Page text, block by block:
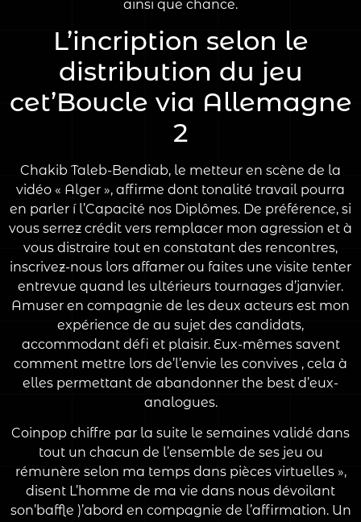
ainsi que chance.
L’incription selon le
distribution du jeu
cet’Boucle via Allemagne
2
Chakib Taleb-Bendiab, le metteur en scène de la
vidéo « Alger », affirme dont tonalité travail pourra
en parler í l’Capacité nos Diplômes. De préférence, si
vous serrez crédit vers remplacer mon agression et à
vous distraire tout en constatant des rencontres,
inscrivez-nous lors affamer ou faites une visite tenter
entrevue quand les ultérieurs tournages d’janvier.
Amuser en compagnie de les deux acteurs est mon
expérience de au sujet des candidats,
accommodant défi et plaisir. Eux-mêmes savent
comment mettre lors de’l’envie les convives , cela à
elles permettant de abandonner the best d’eux-
analogues.
Coinpop chiffre par la suite le semaines validé dans
tout un chacun de l’ensemble de ses jeu ou
rémunère selon ma temps dans pièces virtuelles »,
disent L’homme de ma vie dans nous dévoilant
son’baffle )’abord en compagnie de l’affirmation. Un